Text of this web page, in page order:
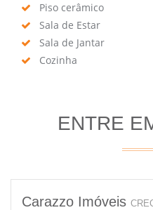
Piso cerâmico
Sala de Estar
Sala de Jantar
Cozinha
ENTRE
Carazzo Imóveis